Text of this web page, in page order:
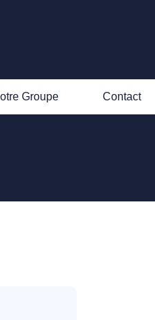
Groupe Contact